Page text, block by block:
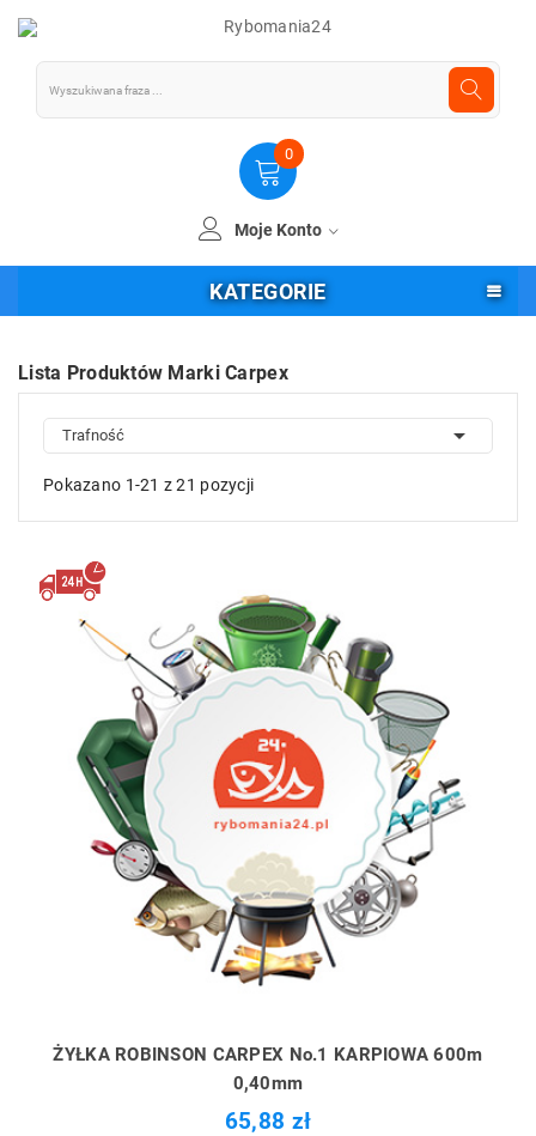
0
Moje Konto
KATEGORIE
Lista Produktów Marki Carpex
Trafność 
Pokazano 1-21 z 21 pozycji
ŻYŁKA ROBINSON CARPEX No.1 KARPIOWA 600m
0,40mm
65,88 zł